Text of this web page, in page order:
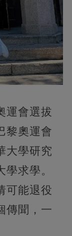
運會選拔
黎奧運會
大學研究
求學。
可能退役
傳聞，一